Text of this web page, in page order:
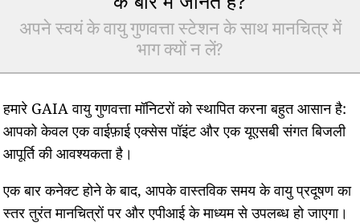
अपने स्वयं के वायु गुणवत्ता स्टेशन के साथ मानचित्र में
भाग क्यों न लें?
हमारे GAIA वायु गुणवत्ता मॉनिटरों को स्थापित करना बहुत आसान है:
आपको केवल एक वाईफ़ाई एक्सेस पॉइंट और एक यूएसबी संगत बिजली
आपूर्ति की आवश्यकता है।
एक बार कनेक्ट होने के बाद, आपके वास्तविक समय के वायु प्रदूषण का
स्तर तुरंत मानचित्रों पर और एपीआई के माध्यम से उपलब्ध हो जाएगा।